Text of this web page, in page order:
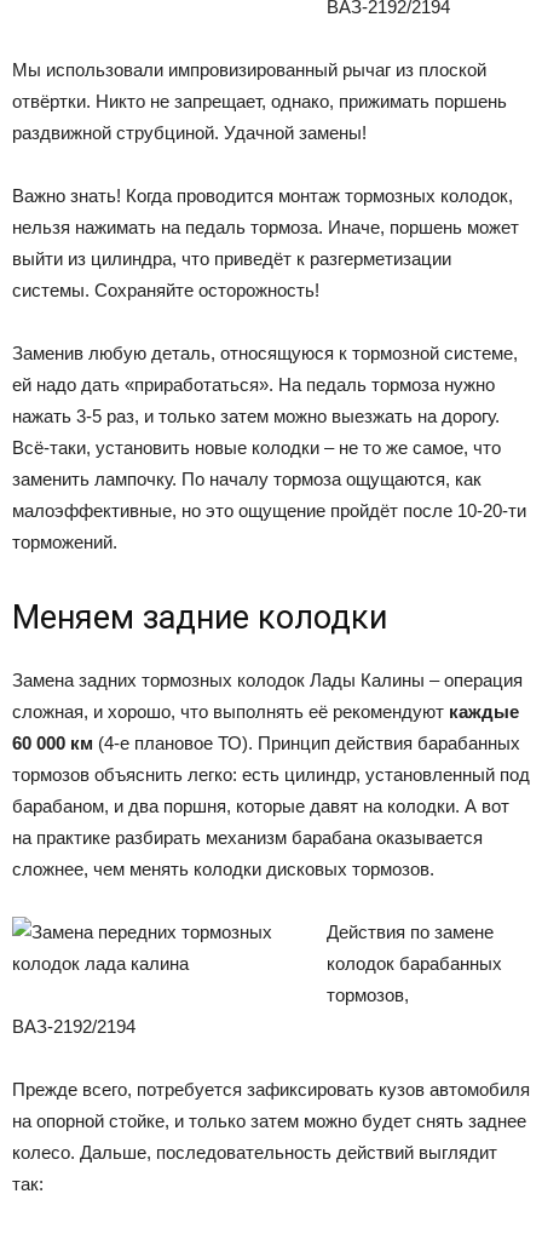
ВАЗ-2192/2194
Мы использовали импровизированный рычаг из плоской
отвёртки. Никто не запрещает, однако, прижимать поршень
раздвижной струбциной. Удачной замены!
Важно знать! Когда проводится монтаж тормозных колодок,
нельзя нажимать на педаль тормоза. Иначе, поршень может
выйти из цилиндра, что приведёт к разгерметизации
системы. Сохраняйте осторожность!
Заменив любую деталь, относящуюся к тормозной системе,
ей надо дать «приработаться». На педаль тормоза нужно
нажать 3-5 раз, и только затем можно выезжать на дорогу.
Всё-таки, установить новые колодки – не то же самое, что
заменить лампочку. По началу тормоза ощущаются, как
малоэффективные, но это ощущение пройдёт после 10-20-ти
торможений.
Меняем задние колодки
Замена задних тормозных колодок Лады Калины – операция
сложная, и хорошо, что выполнять её рекомендуют каждые
60 000 км (4-е плановое ТО). Принцип действия барабанных
тормозов объяснить легко: есть цилиндр, установленный под
барабаном, и два поршня, которые давят на колодки. А вот
на практике разбирать механизм барабана оказывается
сложнее, чем менять колодки дисковых тормозов.
Действия по замене
колодок барабанных
тормозов,
ВАЗ-2192/2194
Прежде всего, потребуется зафиксировать кузов автомобиля
на опорной стойке, и только затем можно будет снять заднее
колесо. Дальше, последовательность действий выглядит
так: